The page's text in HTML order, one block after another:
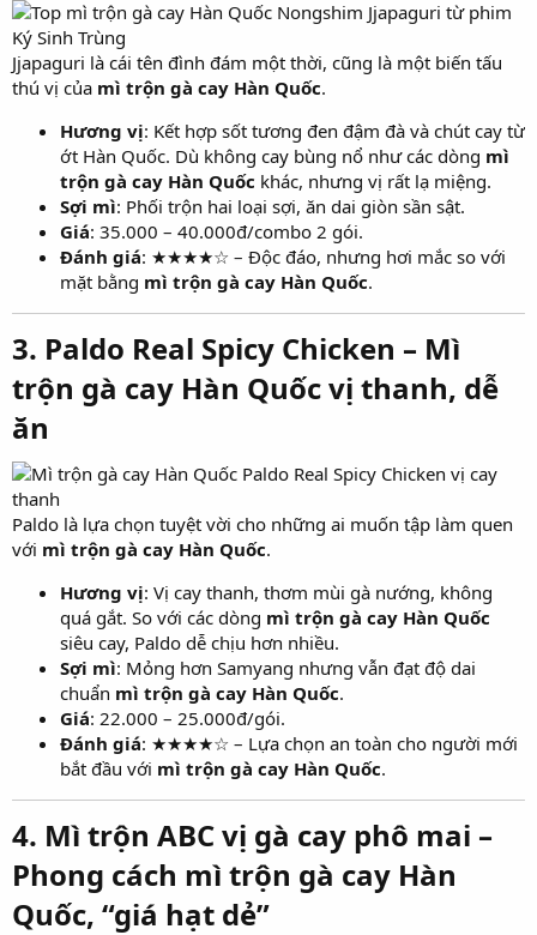
Jjapaguri là cái tên đình đám một thời, cũng là một biến tấu
thú vị của mì trộn gà cay Hàn Quốc.
Hương vị: Kết hợp sốt tương đen đậm đà và chút cay từ
ớt Hàn Quốc. Dù không cay bùng nổ như các dòng mì
trộn gà cay Hàn Quốc khác, nhưng vị rất lạ miệng.
Sợi mì: Phối trộn hai loại sợi, ăn dai giòn sần sật.
Giá: 35.000 – 40.000đ/combo 2 gói.
Đánh giá: ★★★★☆ – Độc đáo, nhưng hơi mắc so với
mặt bằng mì trộn gà cay Hàn Quốc.
3. Paldo Real Spicy Chicken – Mì
trộn gà cay Hàn Quốc vị thanh, dễ
ăn​
Paldo là lựa chọn tuyệt vời cho những ai muốn tập làm quen
với mì trộn gà cay Hàn Quốc.
Hương vị: Vị cay thanh, thơm mùi gà nướng, không
quá gắt. So với các dòng mì trộn gà cay Hàn Quốc
siêu cay, Paldo dễ chịu hơn nhiều.
Sợi mì: Mỏng hơn Samyang nhưng vẫn đạt độ dai
chuẩn mì trộn gà cay Hàn Quốc.
Giá: 22.000 – 25.000đ/gói.
Đánh giá: ★★★★☆ – Lựa chọn an toàn cho người mới
bắt đầu với mì trộn gà cay Hàn Quốc.
4. Mì trộn ABC vị gà cay phô mai –
Phong cách mì trộn gà cay Hàn
Quốc, “giá hạt dẻ”​